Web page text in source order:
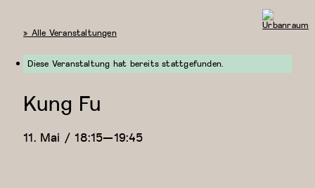
« Alle Veranstaltungen
Diese Veranstaltung hat bereits stattgefunden.
Kung Fu
11. Mai / 18:15—19:45